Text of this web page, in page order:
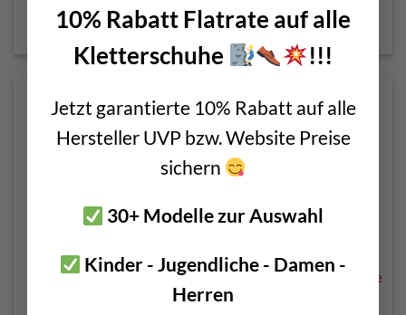
10% Rabatt Flatrate auf alle
Kletterschuhe
!!!
Jetzt garantierte 10% Rabatt auf alle
Hersteller UVP bzw. Website Preise
sichern
30+ Modelle zur Auswahl
Kinder - Jugendliche - Damen -
Herren
€ 6,99
incl. VAT
7,99
incl. 20% VAT
Kong Gi Gi
Kong Full Sicherungsplatte